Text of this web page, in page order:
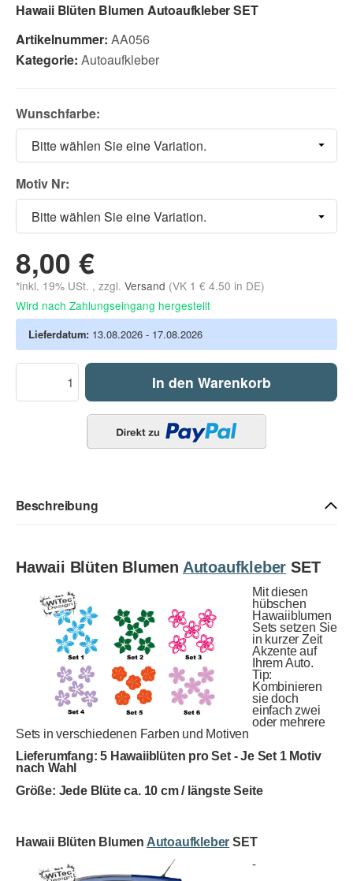
Hawaii Blüten Blumen Autoaufkleber SET
Artikelnummer: AA056
Kategorie: Autoaufkleber
Wunschfarbe:
Bitte wählen Sie eine Variation.
Motiv Nr:
Bitte wählen Sie eine Variation.
8,00 €
*inkl. 19% USt. , zzgl. Versand (VK 1 € 4.50 in DE)
Wird nach Zahlungseingang hergestellt
Lieferdatum: 13.08.2026 - 17.08.2026
In den Warenkorb
Beschreibung
Hawaii Blüten Blumen Autoaufkleber SET
Mit diesen
hübschen
Hawaiiblumen
Sets setzen Sie
in kurzer Zeit
Akzente auf
Ihrem Auto.
Tip:
Kombinieren
sie doch
einfach zwei
oder mehrere
Sets in verschiedenen Farben und Motiven
Lieferumfang: 5 Hawaiiblüten pro Set - Je Set 1 Motiv
nach Wahl
Größe: Jede Blüte ca. 10 cm / längste Seite
Hawaii Blüten Blumen Autoaufkleber SET
-